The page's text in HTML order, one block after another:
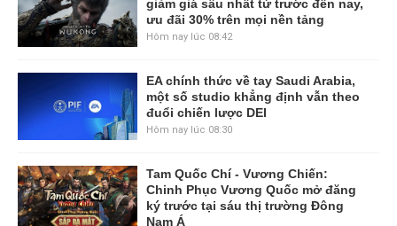
giảm giá sâu nhất từ trước đến nay,
ưu đãi 30% trên mọi nền tảng
Hôm nay lúc 08:42
EA chính thức về tay Saudi Arabia,
một số studio khẳng định vẫn theo
đuổi chiến lược DEI
Hôm nay lúc 08:30
Tam Quốc Chí - Vương Chiến:
Chinh Phục Vương Quốc mở đăng
ký trước tại sáu thị trường Đông
Nam Á